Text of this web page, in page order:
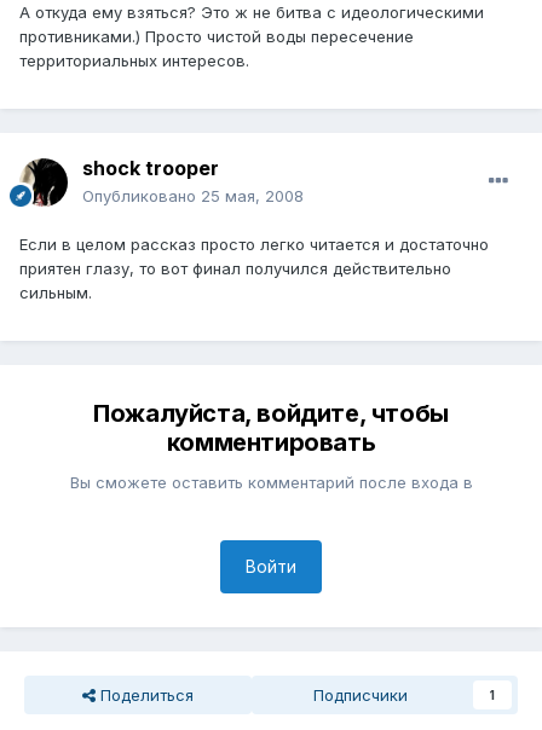
А откуда ему взяться? Это ж не битва с идеологическими
противниками.) Просто чистой воды пересечение
территориальных интересов.
shock trooper
Опубликовано 25 мая, 2008
Если в целом рассказ просто легко читается и достаточно
приятен глазу, то вот финал получился действительно
сильным.
Пожалуйста, войдите, чтобы
комментировать
Вы сможете оставить комментарий после входа в
Войти
Поделиться Подписчики 1